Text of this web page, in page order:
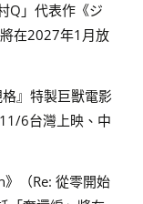
Q」代表作《ジ
在2027年1月放
』特製巨獸電影
6台灣上映、中
（Re: 從零開始